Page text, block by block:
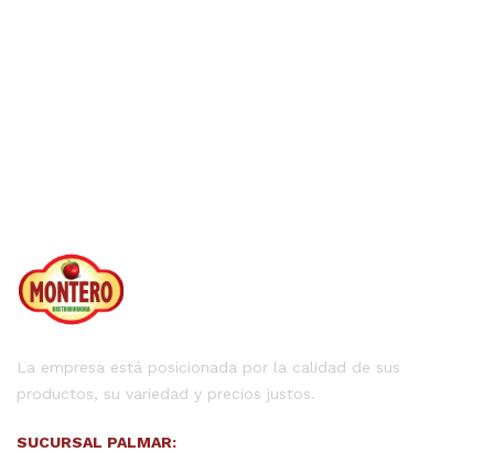
La empresa está posicionada por la calidad de sus
productos, su variedad y precios justos.
SUCURSAL PALMAR: